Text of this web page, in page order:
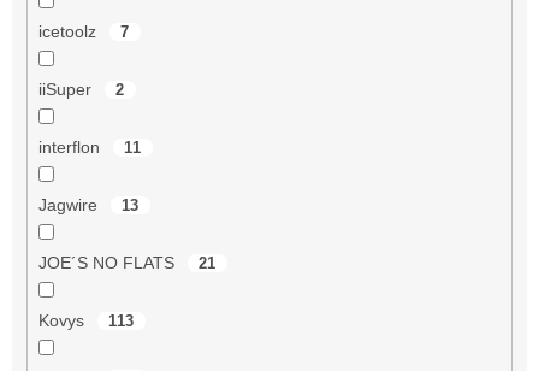
icetoolz 7
iiSuper 2
interflon 11
Jagwire 13
JOE´S NO FLATS 21
Kovys 113